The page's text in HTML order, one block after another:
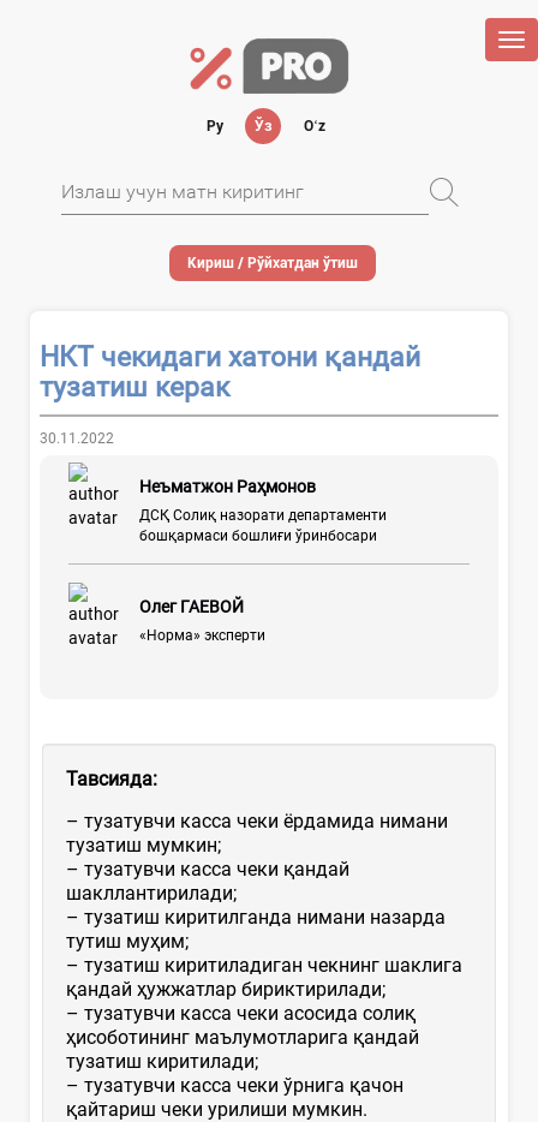
Ру Ўз Oʻz
Кириш / Рўйхатдан ўтиш
НКТ чекидаги хатони қандай
тузатиш керак
30.11.2022
Неъматжон Раҳмонов
ДСҚ Солиқ назорати департаменти
бошқармаси бошлиғи ўринбосари
Олег ГАЕВОЙ
«Норма» эксперти
Тавсияда:
– тузатувчи касса чеки ёрдамида нимани
тузатиш мумкин;
– тузатувчи касса чеки қандай
шакллантирилади;
– тузатиш киритилганда нимани назарда
тутиш муҳим;
– тузатиш киритиладиган чекнинг шаклига
қандай ҳужжатлар бириктирилади;
– тузатувчи касса чеки асосида солиқ
ҳисоботининг маълумотларига қандай
тузатиш киритилади;
– тузатувчи касса чеки ўрнига қачон
қайтариш чеки урилиши мумкин.